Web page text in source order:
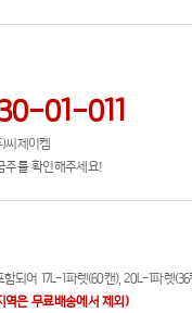
01-011
씨제이켐
를 확인해주세요!
되어 17L-1파렛(60캔), 20L-1파렛
역은 무료배송에서 제외)